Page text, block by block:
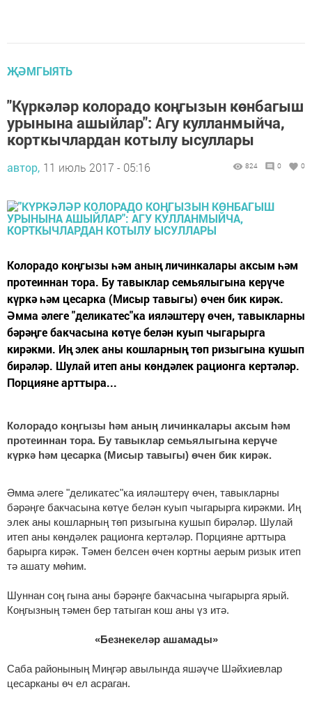
ҖӘМГЫЯТЬ
"Күркәләр колорадо коңгызын көнбагыш
урынына ашыйлар": Агу кулланмыйча,
корткычлардан котылу ысуллары
автор, 11 июль 2017 - 05:16 824 0 0
Колорадо коңгызы һәм аның личинкалары аксым һәм
протеиннан тора. Бу тавыклар семьялыгына керүче
күркә һәм цесарка (Мисыр тавыгы) өчен бик кирәк.
Әмма әлеге "деликатес"ка ияләштерү өчен, тавыкларны
бәрәңге бакчасына көтүе белән куып чыгарырга
кирәкми. Иң элек аны кошларның төп ризыгына кушып
бирәләр. Шулай итеп аны көндәлек рационга кертәләр.
Порцияне арттыра...
Колорадо коңгызы һәм аның личинкалары аксым һәм
протеиннан тора. Бу тавыклар семьялыгына керүче
күркә һәм цесарка (Мисыр тавыгы) өчен бик кирәк.
Әмма әлеге "деликатес"ка ияләштерү өчен, тавыкларны
бәрәңге бакчасына көтүе белән куып чыгарырга кирәкми. Иң
элек аны кошларның төп ризыгына кушып бирәләр. Шулай
итеп аны көндәлек рационга кертәләр. Порцияне арттыра
барырга кирәк. Тәмен белсен өчен кортны аерым ризык итеп
тә ашату мөһим.
Шуннан соң гына аны бәрәңге бакчасына чыгарырга ярый.
Коңгызның тәмен бер татыган кош аны үз итә.
«Безнекеләр ашамады»
Саба районының Миңгәр авылында яшәүче Шәйхиевлар
цесарканы өч ел асраган.